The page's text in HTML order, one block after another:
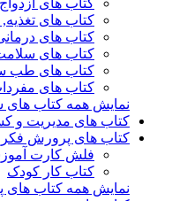
کتاب های
کتاب های تغذیه,
کتاب های
کتاب های
کتاب های طب
کتاب های
نمایش همه کتاب های
کتاب های مدیریت و
کتاب های پرورش
فلش کارت
کتاب کار کودک
نمایش همه کتاب